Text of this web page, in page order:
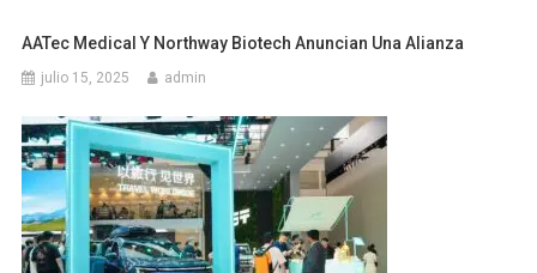
AATec Medical Y Northway Biotech Anuncian Una Alianza
julio 15, 2025 admin